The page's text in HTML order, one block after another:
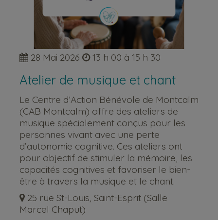
28 Mai 2026 13 h 00 à 15 h 30
Atelier de musique et chant
Le Centre d’Action Bénévole de Montcalm
(CAB Montcalm) offre des ateliers de
musique spécialement conçus pour les
personnes vivant avec une perte
d’autonomie cognitive. Ces ateliers ont
pour objectif de stimuler la mémoire, les
capacités cognitives et favoriser le bien-
être à travers la musique et le chant.
25 rue St-Louis, Saint-Esprit (Salle
Marcel Chaput)